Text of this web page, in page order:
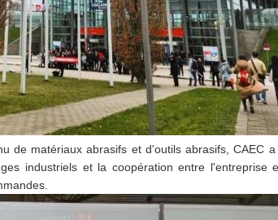
de matériaux abrasifs et d'outils abrasifs, CAEC
industriels et la coopération entre l'entreprise